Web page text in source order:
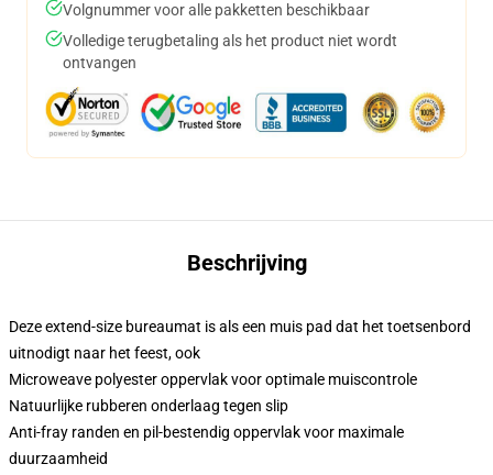
Volgnummer voor alle pakketten beschikbaar
Volledige terugbetaling als het product niet wordt
ontvangen
Beschrijving
Deze extend-size bureaumat is als een muis pad dat het toetsenbord
uitnodigt naar het feest, ook
Microweave polyester oppervlak voor optimale muiscontrole
Natuurlijke rubberen onderlaag tegen slip
Anti-fray randen en pil-bestendig oppervlak voor maximale
duurzaamheid